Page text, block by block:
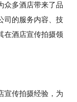
众多酒店带来了品
司的服务内容、技
在酒店宣传拍摄领
宣传拍摄经验，为